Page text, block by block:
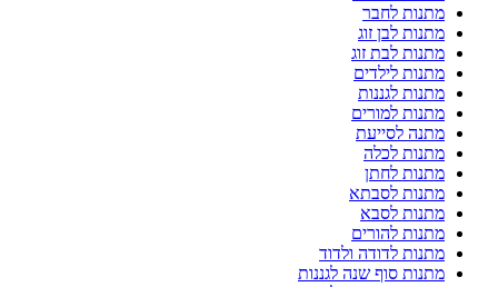
מתנות לחבר
מתנות לבן זוג
מתנות לבת זוג
מתנות לילדים
מתנות לגננות
מתנות למורים
מתנה לסייעת
מתנות לכלה
מתנות לחתן
מתנות לסבתא
מתנות לסבא
מתנות להורים
מתנות לדודה ולדוד
מתנות סוף שנה לגננות